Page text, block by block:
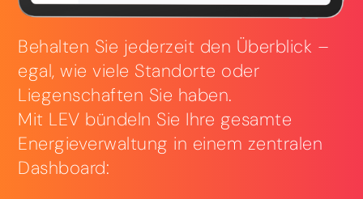
Behalten Sie jederzeit den Überblick –
egal, wie viele Standorte oder
Liegenschaften Sie haben.
Mit LEV bündeln Sie Ihre gesamte
Energieverwaltung in einem zentralen
Dashboard: